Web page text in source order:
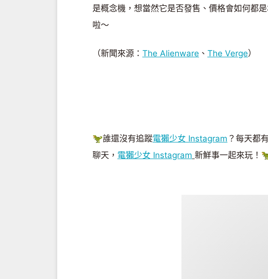
是概念機，想當然它是否發售、價格會如何都
啦～
（新聞來源： The Alienware 、 The Verge）
🦖誰還沒有追蹤電獺少女 Instagram ？每天都
聊天， 電獺少女 Instagram 新鮮事一起來玩！